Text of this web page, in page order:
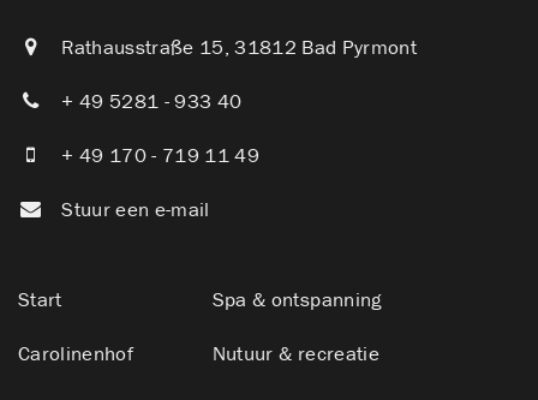
Rathausstraße 15, 31812 Bad Pyrmont
+ 49 5281 - 933 40
+ 49 170 - 719 11 49
Stuur een e-mail
Start
Carolinenhof
Spa & ontspanning
Nutuur & recreatie